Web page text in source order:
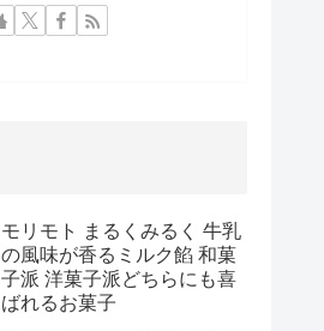
モリモト まるくみるく 牛乳
の風味が香るミルク餡 和菓
子派 洋菓子派どちらにも喜
ばれるお菓子